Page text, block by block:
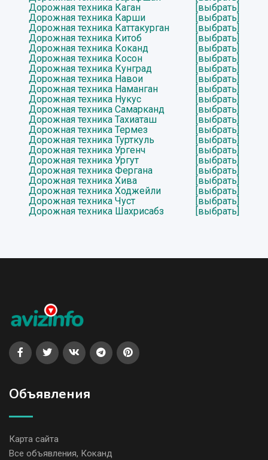
Дорожная техника Каган
[выбрать]
Дорожная техника Карши
[выбрать]
Дорожная техника Каттакурган
[выбрать]
Дорожная техника Китоб
[выбрать]
Дорожная техника Коканд
[выбрать]
Дорожная техника Косон
[выбрать]
Дорожная техника Кунград
[выбрать]
Дорожная техника Навои
[выбрать]
Дорожная техника Наманган
[выбрать]
Дорожная техника Нукус
[выбрать]
Дорожная техника Самарканд
[выбрать]
Дорожная техника Тахиаташ
[выбрать]
Дорожная техника Термез
[выбрать]
Дорожная техника Турткуль
[выбрать]
Дорожная техника Ургенч
[выбрать]
Дорожная техника Ургут
[выбрать]
Дорожная техника Фергана
[выбрать]
Дорожная техника Хива
[выбрать]
Дорожная техника Ходжейли
[выбрать]
Дорожная техника Чуст
[выбрать]
Дорожная техника Шахрисабз
[выбрать]
Объявления
Карта сайта
Все объявления, Коканд